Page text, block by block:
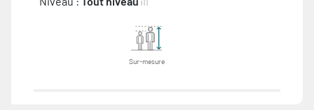
Sur-mesure